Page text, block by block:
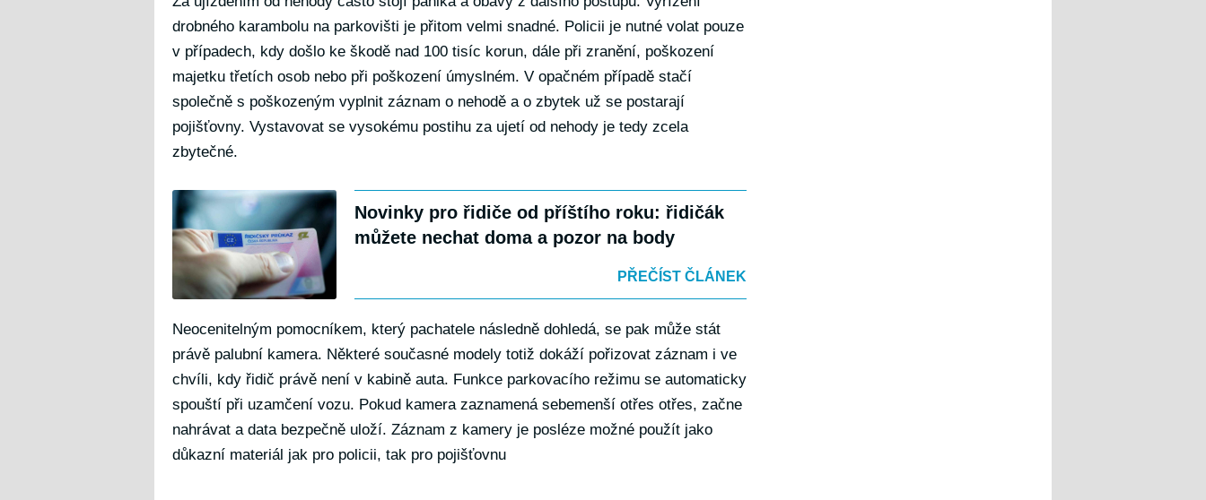
drobného karambolu na parkovišti je přitom velmi snadné. Policii je nutné volat pouze
v případech, kdy došlo ke škodě nad 100 tisíc korun, dále při zranění, poškození
majetku třetích osob nebo při poškození úmyslném. V opačném případě stačí
společně s poškozeným vyplnit záznam o nehodě a o zbytek už se postarají
pojišťovny. Vystavovat se vysokému postihu za ujetí od nehody je tedy zcela
zbytečné.
Novinky pro řidiče od příštího roku: řidičák
můžete nechat doma a pozor na body
PŘEČÍST ČLÁNEK
Neocenitelným pomocníkem, který pachatele následně dohledá, se pak může stát
právě palubní kamera. Některé současné modely totiž dokáží pořizovat záznam i ve
chvíli, kdy řidič právě není v kabině auta. Funkce parkovacího režimu se automaticky
spouští při uzamčení vozu. Pokud kamera zaznamená sebemenší otřes otřes, začne
nahrávat a data bezpečně uloží. Záznam z kamery je posléze možné použít jako
důkazní materiál jak pro policii, tak pro pojišťovnu